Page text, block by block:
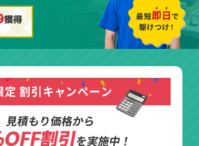
獲得
定 割引キャンペーン
見積もり価格から
割引を実施中！